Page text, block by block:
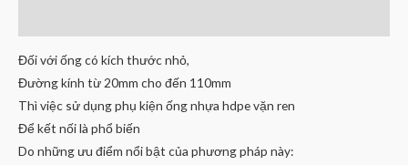
Đối với ống có kích thước nhỏ,
Đường kính từ 20mm cho đến 110mm
Thì việc sử dụng phụ kiện ống nhựa hdpe vặn ren
Để kết nối là phổ biến
Do những ưu điểm nổi bật của phương pháp này: